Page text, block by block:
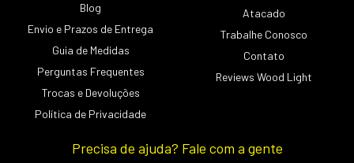
Blog
Envio e Prazos de Entrega
Guia de Medidas
Perguntas Frequentes
Trocas e Devoluções
Política de Privacidade
Atacado
Trabalhe Conosco
Contato
Reviews Wood Light
Precisa de ajuda? Fale com a gente